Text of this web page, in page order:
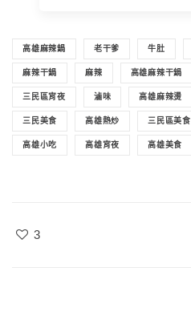
高雄麻辣鍋 老干爹 牛肚
麻辣干鍋 麻辣 高雄麻辣干鍋
三民區宵夜 滷味 高雄麻辣燙
三民美食 高雄熱炒 三民區美食
高雄小吃 高雄宵夜 高雄美食
3